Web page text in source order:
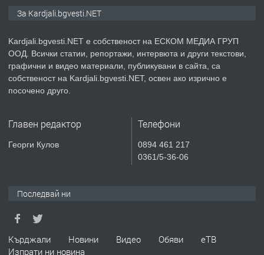
на язовир Студен кладенец 331м2 |
преди 1 година
ПРЕДЛАГА
Курс
ПРЕДЛАГА
**Прекрасен имот за продажба в
За Kardjali.bgvesti.NET
Kardjali.bgvesti.NET е собственост на ЕСКОМ МЕДИА ГРУП
ООД. Всички статии, репортажи, интервюта и други текстови,
графични и видео материали, публикувани в сайта, са
собственост на Kardjali.bgvesti.NET, освен ако изрично е
посочено друго.
Главен редактор
Георги Кулов
Телефони
0894 461 217
0361/5-36-06
Последвай ни
Кърджали Новини Видео Обяви
еТВ
Изпрати ни новина